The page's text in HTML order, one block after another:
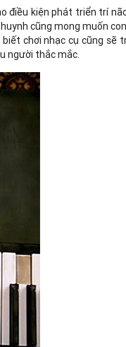
điều kiện phát triển trí
cũng mong muốn
chơi nhạc cụ cũng sẽ
người thắc mắc.